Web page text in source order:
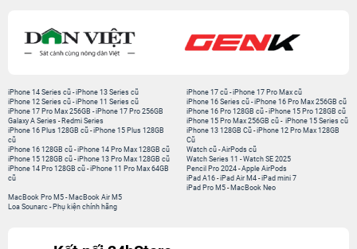
iPhone 14 Series cũ -iPhone 13 Series cũ
iPhone 12 Series cũ -iPhone 11 Series cũ
iPhone 17 Pro Max 256GB -iPhone 17 Pro 256GB
Galaxy A Series - Redmi Series
iPhone 17 cũ -iPhone 17 Pro Max cũ
iPhone 16 Series cũ - iPhone 16 Pro Max 256GB cũ
iPhone 16 Pro 128GB cũ -iPhone 15 Pro 128GB cũ
iPhone 15 Pro Max 256GB cũ - iPhone 15 Series cũ
iPhone 16 Plus 128GB cũ -iPhone 15 Plus 128GB
cũ
iPhone 16 128GB cũ -iPhone 14 Pro Max 128GB cũ
iPhone 15 128GB cũ -iPhone 13 Pro Max 128GB cũ
iPhone 14 Pro 128GB cũ -iPhone 11 Pro Max 64GB
cũ
iPhone 13 128GB Cũ -iPhone 12 Pro Max 128GB
Cũ
Watch cũ -AirPods cũ
Watch Series 11 -Watch SE 2025
Pencil Pro 2024 -Apple AirPods
iPad A16 -iPad Air M4 -iPad mini 7
iPad Pro M5 - MacBook Neo
MacBook Pro M5 - MacBook Air M5
Loa Sounarc - Phụ kiện chính hãng